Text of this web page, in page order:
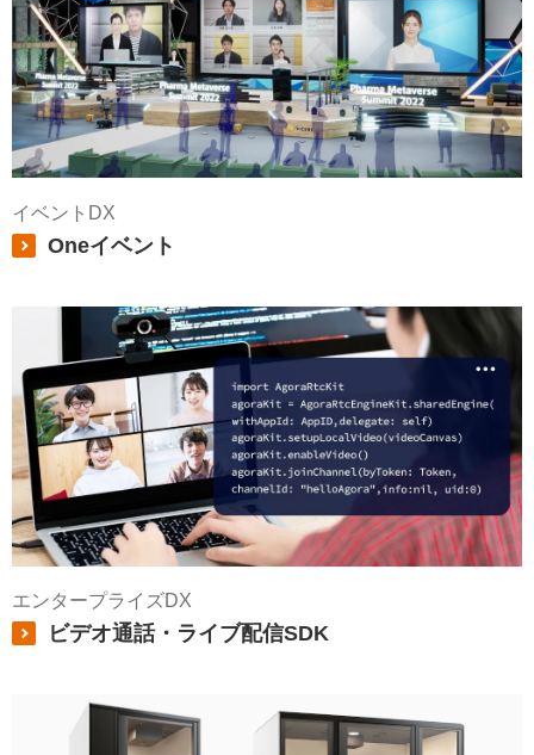
イベントDX
Oneイベント
エンタープライズDX
ビデオ通話・ライブ配信SDK